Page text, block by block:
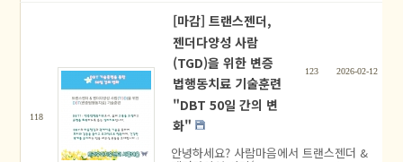
118
[마감] 트랜스젠더,
젠더다양성 사람
(TGD)을 위한 변증
법행동치료 기술훈련
"DBT 50일 간의 변
화"
123 2026-02-12
안녕하세요? 사람마음에서 트랜스젠더 &